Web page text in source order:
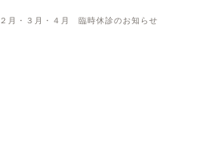
２月・３月・４月 臨時休診のお知らせ